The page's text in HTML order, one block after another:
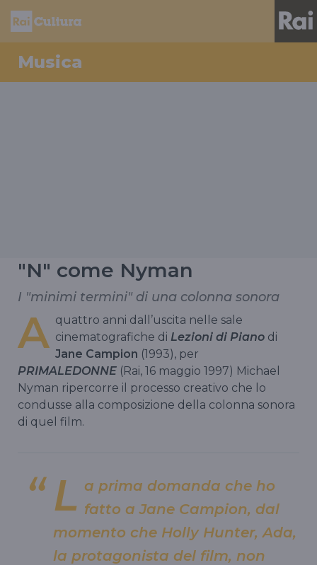
Musica
"N" come Nyman
I "minimi termini" di una colonna sonora
A quattro anni dall’uscita nelle sale
cinematografiche di Lezioni di Piano di
Jane Campion (1993), per
PRIMALEDONNE (Rai, 16 maggio 1997) Michael
Nyman ripercorre il processo creativo che lo
condusse alla composizione della colonna sonora
di quel film.
L a prima domanda che ho
fatto a Jane Campion, dal
momento che Holly Hunter, Ada,
la protagonista del film, non